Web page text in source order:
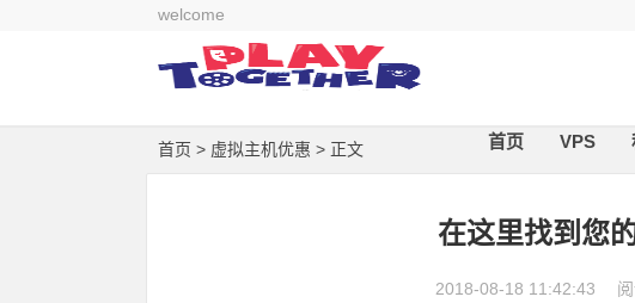
welcome
首页 VPS
首页 > 虚拟主机优惠 > 正文
在这里找到您
2018-08-18 11:42:43